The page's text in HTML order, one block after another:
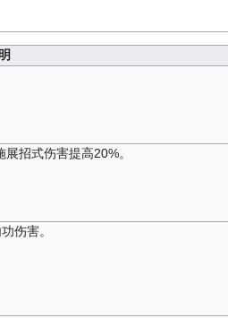
招式伤害提高20%。
伤害。